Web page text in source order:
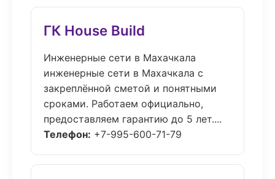
ГК House Build
Инженерные сети в Махачкала
инженерные сети в Махачкала с
закреплённой сметой и понятными
сроками. Работаем официально,
предоставляем гарантию до 5 лет....
Телефон: +7-995-600-71-79